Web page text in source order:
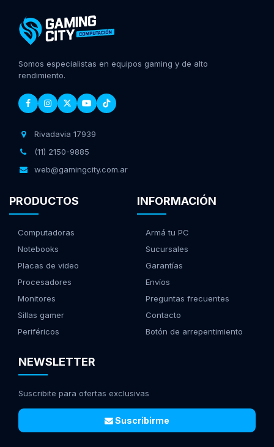
Somos especialistas en equipos gaming y de alto
rendimiento.
Rivadavia 17939
(11) 2150-9885
web@gamingcity.com.ar
PRODUCTOS
Computadoras
Notebooks
Placas de video
Procesadores
Monitores
Sillas gamer
Periféricos
INFORMACIÓN
Armá tu PC
Sucursales
Garantías
Envíos
Preguntas frecuentes
Contacto
Botón de arrepentimiento
NEWSLETTER
Suscribite para ofertas exclusivas
Suscribirme